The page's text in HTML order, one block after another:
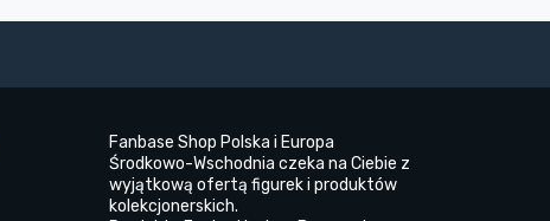
Fanbase Shop Polska i Europa
Środkowo-Wschodnia czeka na Ciebie z
wyjątkową ofertą figurek i produktów
kolekcjonerskich.